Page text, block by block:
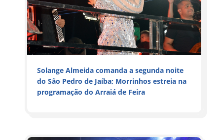
Solange Almeida comanda a segunda noite
do São Pedro de Jaíba; Morrinhos estreia na
programação do Arraiá de Feira